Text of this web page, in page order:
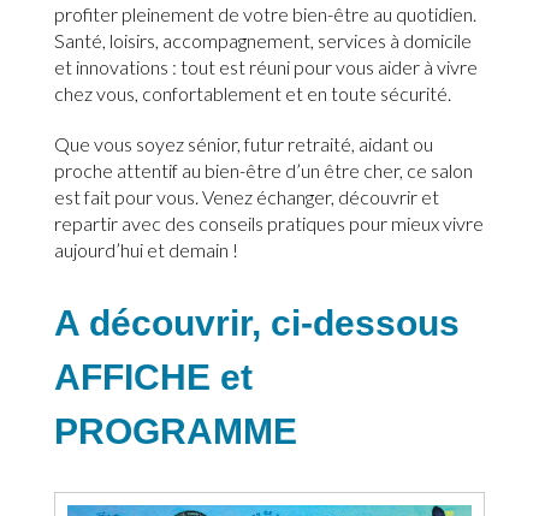
profiter pleinement de votre bien-être au quotidien.
Santé, loisirs, accompagnement, services à domicile
et innovations : tout est réuni pour vous aider à vivre
chez vous, confortablement et en toute sécurité.
Que vous soyez sénior, futur retraité, aidant ou
proche attentif au bien-être d’un être cher, ce salon
est fait pour vous. Venez échanger, découvrir et
repartir avec des conseils pratiques pour mieux vivre
aujourd’hui et demain !
A découvrir, ci-dessous
AFFICHE et
PROGRAMME